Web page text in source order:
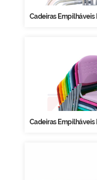
Cadeiras
Cadeiras Empilháveis